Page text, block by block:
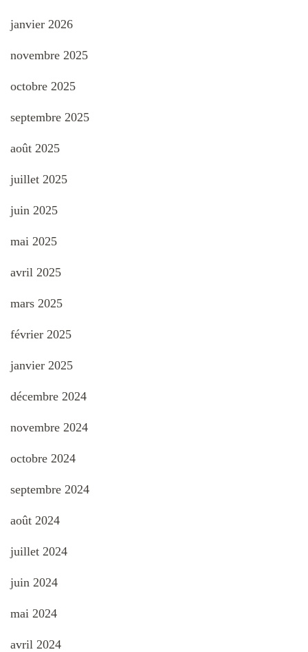
janvier 2026
novembre 2025
octobre 2025
septembre 2025
août 2025
juillet 2025
juin 2025
mai 2025
avril 2025
mars 2025
février 2025
janvier 2025
décembre 2024
novembre 2024
octobre 2024
septembre 2024
août 2024
juillet 2024
juin 2024
mai 2024
avril 2024